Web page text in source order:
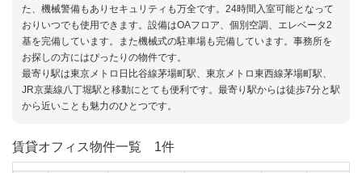
た、機械警備もありセキュリティも万全です。24時間入室可能となって
おりいつでも使用できます。設備はOAフロア、個別空調、エレベータ2
基を完備しています。また機械式の駐車場も完備しています。事務所を
お探しの方にはぴったりの物件です。
最寄り駅は東京メトロ日比谷線茅場町駅、東京メトロ東西線茅場町駅、
JR京葉線八丁堀駅と移動にとても便利です。最寄り駅からは徒歩7分と駅
から近いことも魅力のひとつです。
賃貸オフィス物件一覧 1件